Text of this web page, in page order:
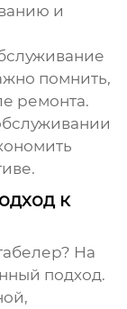
и
помнить,
ремонта.
к
? На
подход.